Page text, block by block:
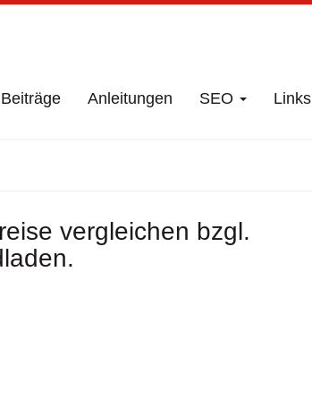
Beiträge Anleitungen SEO Links
vergleichen bzgl.